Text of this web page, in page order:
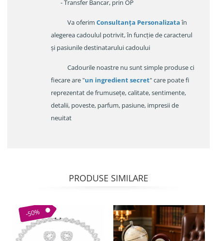
- Transfer Bancar, prin OP
Va oferim Consultanța Personalizataîn
alegerea cadoulul potrivit, în funcție de caracterul
și pasiunile destinatarului cadoului
Cadourile noastre nu sunt simple produse ci
fiecare are "un ingredient secret" care poate fi
reprezentat de frumusețe, calitate, sentimente,
detalii, poveste, parfum, pasiune, impresii de
neuitat
PRODUSE SIMILARE
-50%